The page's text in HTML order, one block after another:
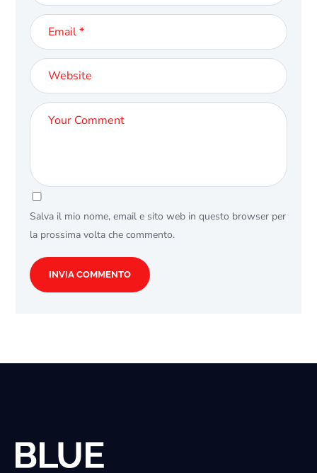
Salva il mio nome, email e sito web in questo browser per
la prossima volta che commento.